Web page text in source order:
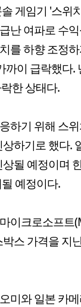
게임기 '스위
난 여파로 수
를 하향 조정
까이 급락했다.
한 상태다.
하기 위해 스
하기로 했다.
될 예정이며
예정이다.
이크로소프트
스 가격을 지
미와 일본 카